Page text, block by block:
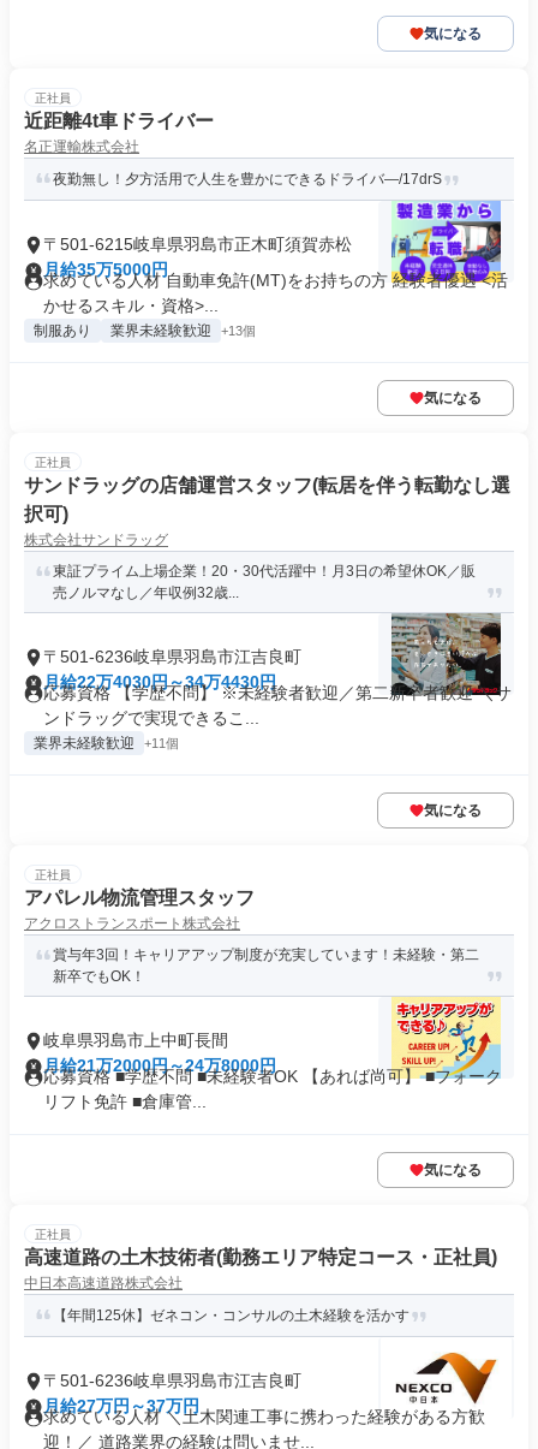
気になる
正社員
近距離4t車ドライバー
名正運輸株式会社
夜勤無し！夕方活用で人生を豊かにできるドライバ―/17drS
〒501-6215岐阜県羽島市正木町須賀赤松
月給35万5000円
求めている人材 自動車免許(MT)をお持ちの方 経験者優遇 <活
かせるスキル・資格>...
制服あり 業界未経験歓迎 +13個
気になる
正社員
サンドラッグの店舗運営スタッフ(転居を伴う転勤なし選
択可)
株式会社サンドラッグ
東証プライム上場企業！20・30代活躍中！月3日の希望休OK／販
売ノルマなし／年収例32歳...
〒501-6236岐阜県羽島市江吉良町
月給22万4030円～34万4430円
応募資格 【学歴不問】 ※未経験者歓迎／第二新卒者歓迎 ＼サ
ンドラッグで実現できるこ...
業界未経験歓迎 +11個
気になる
正社員
アパレル物流管理スタッフ
アクロストランスポート株式会社
賞与年3回！キャリアアップ制度が充実しています！未経験・第二
新卒でもOK！
岐阜県羽島市上中町長間
月給21万2000円～24万8000円
応募資格 ■学歴不問 ■未経験者OK 【あれば尚可】 ■フォーク
リフト免許 ■倉庫管...
気になる
正社員
高速道路の土木技術者(勤務エリア特定コース・正社員)
中日本高速道路株式会社
【年間125休】ゼネコン・コンサルの土木経験を活かす
〒501-6236岐阜県羽島市江吉良町
月給27万円～37万円
求めている人材 ＼土木関連工事に携わった経験がある方歓
迎！／ 道路業界の経験は問いませ...